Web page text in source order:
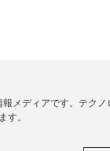
メディアです。テク
。